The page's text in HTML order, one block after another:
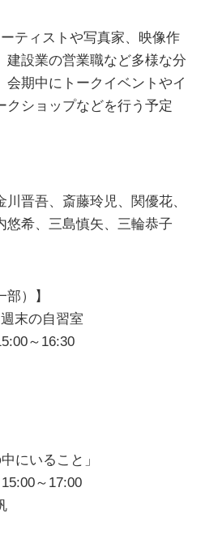
ティストや写真家、映像作
建設業の営業職など多様な分
会期中にトークイベントやイ
クショップなどを行う予定
晋吾、斎藤玲児、関優花、
悠希、三島慎矢、三輪恭子
）】
末の自習室
～16:30
にいること」
～17:00